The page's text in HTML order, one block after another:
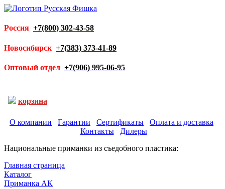
Россия +7(800) 302-43-58
Новосибирск +7(383) 373-41-89
Оптовый отдел +7(906) 995-06-95
корзина
О компании Гарантии Сертификаты
Оплата и доставка
Контакты
Дилеры
Национальные приманки из съедобного пластика:
Главная страница
Каталог
Приманка АК